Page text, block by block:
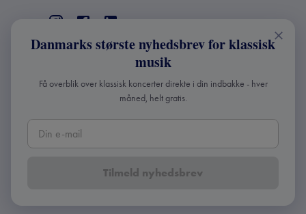
KONTAKT
info@liveklassisk.dk
Live Klassisk ApS
CVR 41507780
2026Live Klassisk •Fortroligheds- og
Danmarks største nyhedsbrev for klassisk
musik
Få overblik over klassisk koncerter direkte i din indbakke - hver
måned, helt gratis.
Tilmeld nyhedsbrev